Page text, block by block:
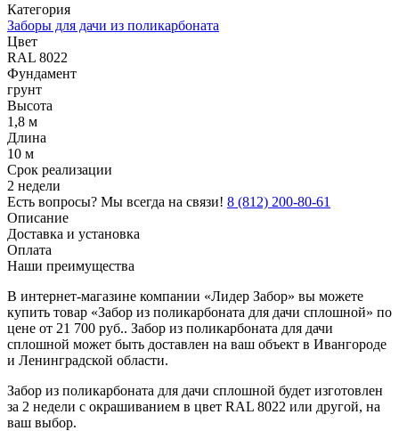
Категория
Заборы для дачи из поликарбоната
Цвет
RAL 8022
Фундамент
грунт
Высота
1,8 м
Длина
10 м
Срок реализации
2 недели
Есть вопросы? Мы всегда на связи! 8 (812) 200-80-61
Описание
Доставка и установка
Оплата
Наши преимущества
В интернет-магазине компании «Лидер Забор» вы можете
купить товар «Забор из поликарбоната для дачи сплошной» по
цене от 21 700 руб.. Забор из поликарбоната для дачи
сплошной может быть доставлен на ваш объект в Ивангороде
и Ленинградской области.
Забор из поликарбоната для дачи сплошной будет изготовлен
за 2 недели с окрашиванием в цвет RAL 8022 или другой, на
ваш выбор.